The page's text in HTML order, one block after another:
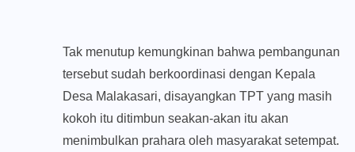
Tak menutup kemungkinan bahwa pembangunan
tersebut sudah berkoordinasi dengan Kepala
Desa Malakasari, disayangkan TPT yang masih
kokoh itu ditimbun seakan-akan itu akan
menimbulkan prahara oleh masyarakat setempat.